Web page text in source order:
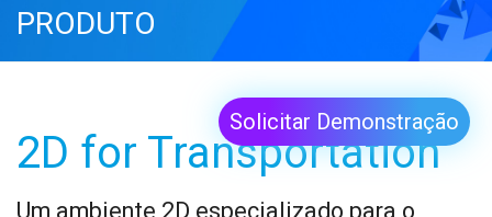
PRODUTO
2D for Transportation
Um ambiente 2D especializado para o
Solicitar Demonstração